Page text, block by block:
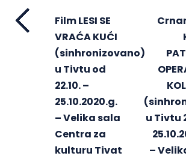
Film LESI SE
VRAĆA KUĆI
(sinhronizovano)
u Tivtu od
22.10. –
25.10.2020.g.
– Velika sala
Centra za
kulturu Tivat
u Tivtu
–